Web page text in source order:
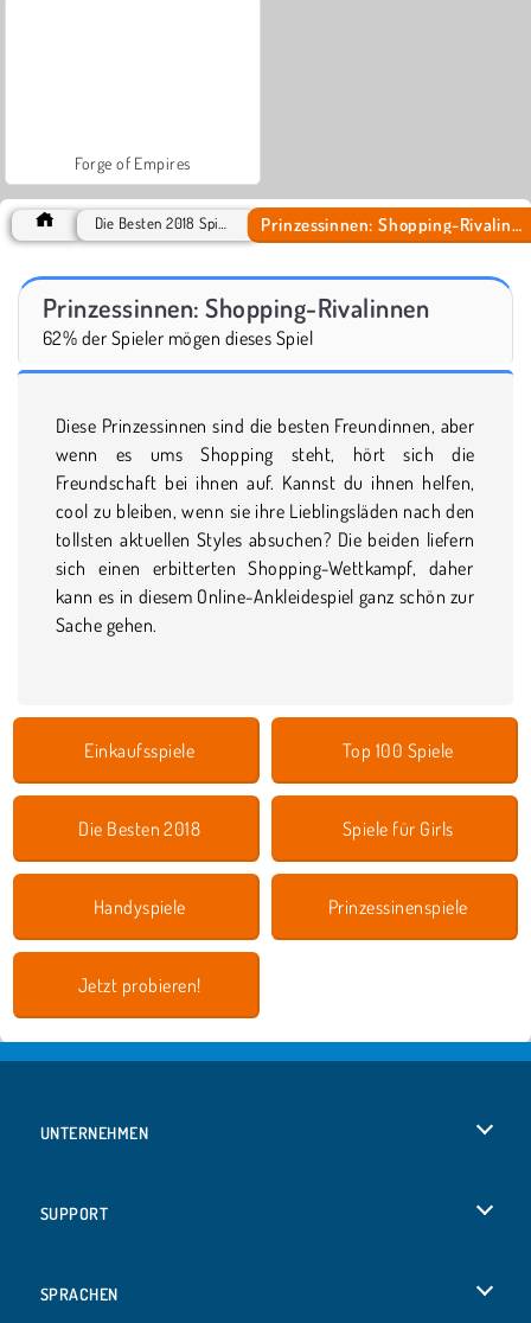
Forge of Empires
Prinzessinnen: Shopping-Rivalinnen
62% der Spieler mögen dieses Spiel
Diese Prinzessinnen sind die besten Freundinnen, aber
wenn es ums Shopping steht, hört sich die
Freundschaft bei ihnen auf. Kannst du ihnen helfen,
cool zu bleiben, wenn sie ihre Lieblingsläden nach den
tollsten aktuellen Styles absuchen? Die beiden liefern
sich einen erbitterten Shopping-Wettkampf, daher
kann es in diesem Online-Ankleidespiel ganz schön zur
Sache gehen.
Einkaufsspiele Top 100 Spiele
Die Besten 2018 Spiele für Girls
Handyspiele Prinzessinenspiele
Jetzt probieren!
UNTERNEHMEN
SUPPORT
SPRACHEN